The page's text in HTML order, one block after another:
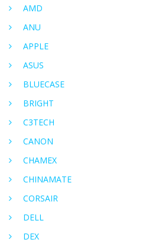
AMD
ANU
APPLE
ASUS
BLUECASE
BRIGHT
C3TECH
CANON
CHAMEX
CHINAMATE
CORSAIR
DELL
DEX